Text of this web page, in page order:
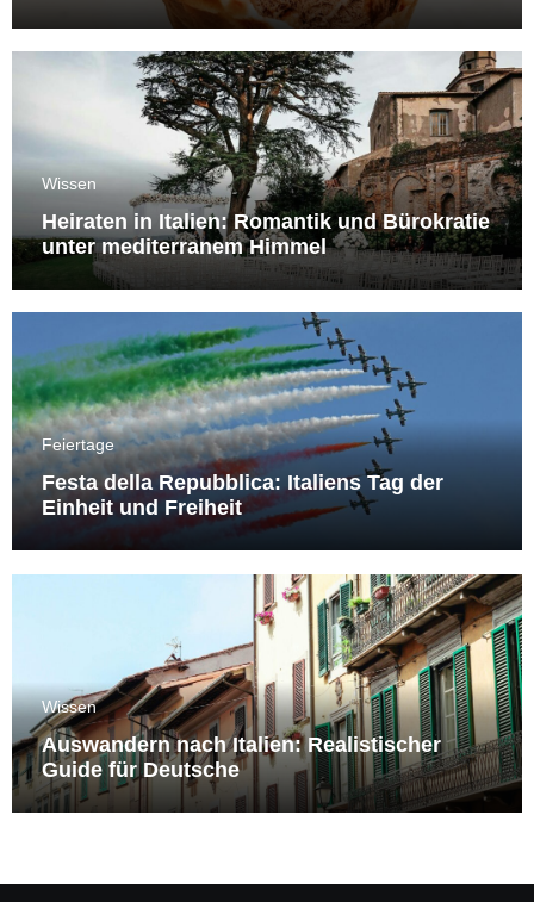
Wissen
Heiraten in Italien: Romantik und Bürokratie
unter mediterranem Himmel
Feiertage
Festa della Repubblica: Italiens Tag der
Einheit und Freiheit
Wissen
Auswandern nach Italien: Realistischer
Guide für Deutsche